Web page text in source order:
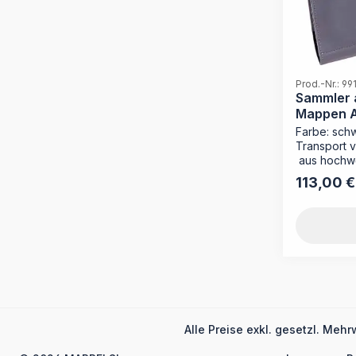
können.
Farbe hilft
Ihr
Format:
Maße: 317
Boden
Prod.-Nr.:
Sammler
Mappen
Farbe:
Transport
aus
Schlaufe
Regulärer
113,00 €
Alle Preise exkl. gesetzl.